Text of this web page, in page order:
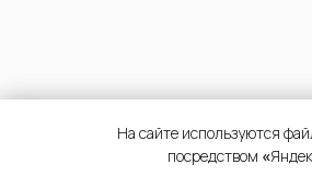
На сайте используются
посредством «